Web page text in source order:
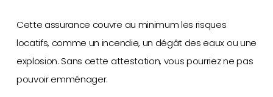
Cette assurance couvre au minimum les risques
locatifs, comme un incendie, un dégât des eaux ou une
explosion. Sans cette attestation, vous pourriez ne pas
pouvoir emménager.